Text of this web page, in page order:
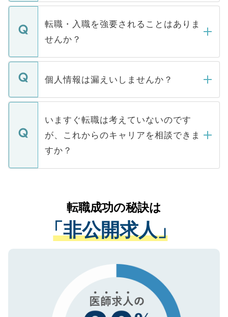
ます。通常、5営業日以内にはご連絡をせて
いただきますので、しばらくお待ちくださ
マイナビDOCTORで取り扱っている求人の
うち約3割は、Webサイトからご覧いただ
けない「非公開求人」です。非公開求人は
下記の理由によって、一般には公開してい
ません。
■応募殺到を避けるため 人気のある医療機
関を公にしてしまうと、応募が殺到する場
に、医療機関が求める条件に合った人材の
みを人材紹介会社に依頼するケースが増え
ています。
転職・入職を強要されることはありま
せんか？
転職・入職を強要することは一切ありませ
ん。また、仮に応募先から内定をいただい
定を承諾する必要はありません。内定先へ
の辞退の連絡はキャリアパートナーが行い
個人情報は漏えいしませんか？
個人情報が漏えいすることはありませんの
で、ご安心ください。当サイトからの登録
などで収集したご登録者様の個人情報は、
ご本人のキャリアアップおよび転職活動の
支援を目的に使用いたします。お預かりし
ているすべての個人データはご本人の許可
は、個人情報の取り扱いについての厳密な
管理基準を満たした事業者のみに付与され
る、プライバシーマークを取得済みです。
で、機密保持に関してもご安心ください。
いますぐ転職は考えていないのです
が、これからのキャリアを相談できま
すか？
かがいして、現在の医療機関の状況や紹介
経験をまじえながら、適切なアドバイスを
させていただきます。すぐにご転職をされ
ない方には、長期的なサポートが可能です
ので、まずはご登録ください。
転職成功の秘訣は
「非公開求人」